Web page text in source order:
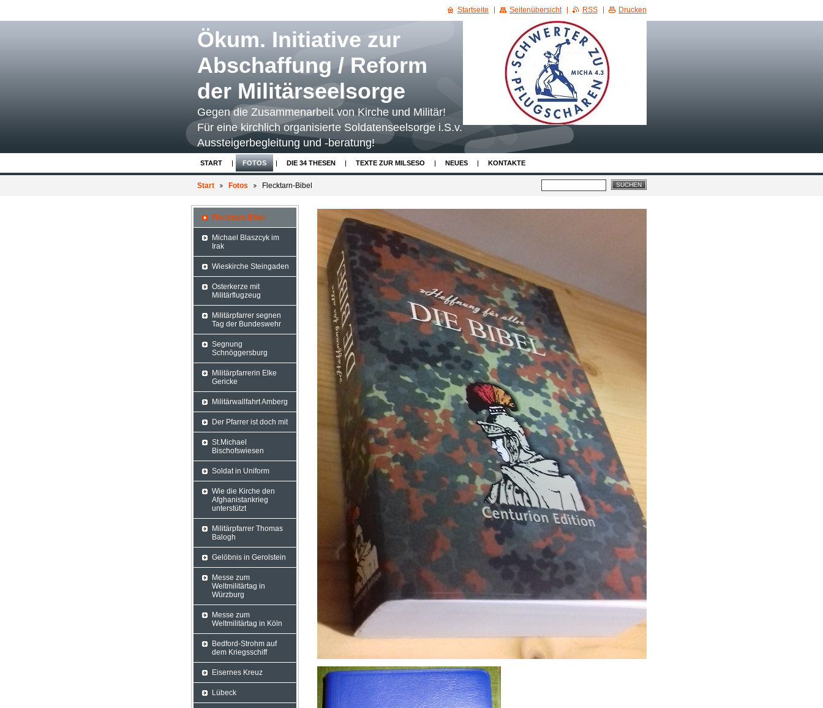
Ökum. Initiative zur
Abschaffung / Reform
der Militärseelsorge
Gegen die Zusammenarbeit von Kirche und Militär!
Für eine kirchlich organisierte Soldatenseelsorge i.S.v.
Aussteigerbegleitung und -beratung!
START FOTOS DIE 34 THESEN TEXTE ZUR MILSESO NEUES KONTAKTE
Start Fotos Flecktarn-Bibel
Flecktarn-Bibel
Michael Blaszcyk im
Irak
Wieskirche Steingaden
Osterkerze mit
Militärflugzeug
Militärpfarrer segnen
Tag der Bundeswehr
Segnung
Schnöggersburg
Militärpfarrerin Elke
Gericke
Militärwallfahrt Amberg
Der Pfarrer ist doch mit
St.Michael
Bischofswiesen
Soldat in Uniform
Wie die Kirche den
Afghanistankrieg
unterstützt
Militärpfarrer Thomas
Balogh
Gelöbnis in Gerolstein
Messe zum
Weltmilitärtag in
Würzburg
Messe zum
Weltmilitärtag in Köln
Bedford-Strohm auf
dem Kriegsschiff
Eisernes Kreuz
Lübeck
Startseite Seitenübersicht RSS Drucken